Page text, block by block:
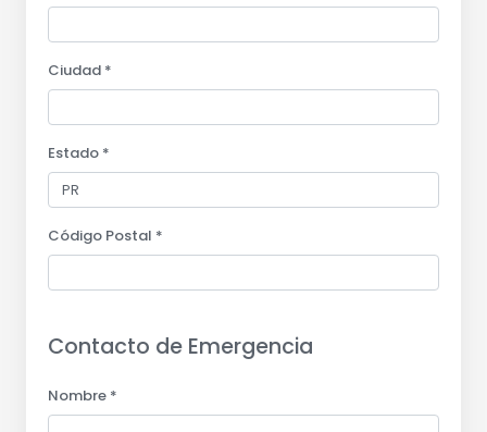
Ciudad *
Estado *
Código Postal *
Contacto de Emergencia
Nombre *